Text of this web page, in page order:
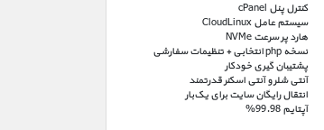
کنترل پنل cPanel
سیستم عامل CloudLinux
هارد پر سرعت NVMe
نسخه php انتخابی + تنظیمات سفارشی
پشتیبان گیری خودکار
آنتی شلر و آنتی اسکنر قدرتمند
انتقال رایگان سایت برای یک‌بار
آپتایم 99.98%